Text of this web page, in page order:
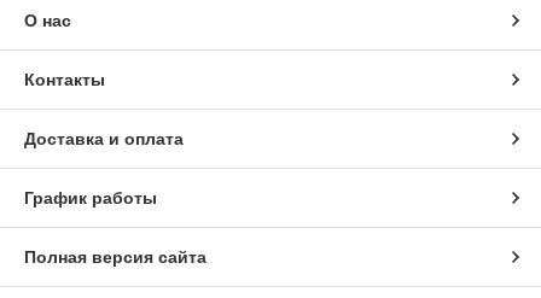
О нас
Контакты
Доставка и оплата
График работы
Полная версия сайта